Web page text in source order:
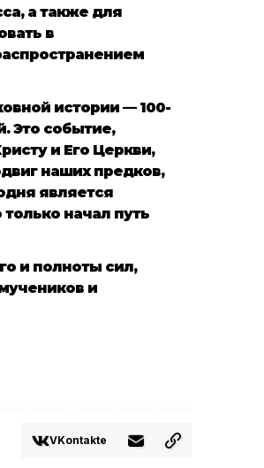
а также для
в
истории — 100-
Это событие,
и Его Церкви,
наших предков,
является
начал путь
и полноты сил,
и
VKontakte